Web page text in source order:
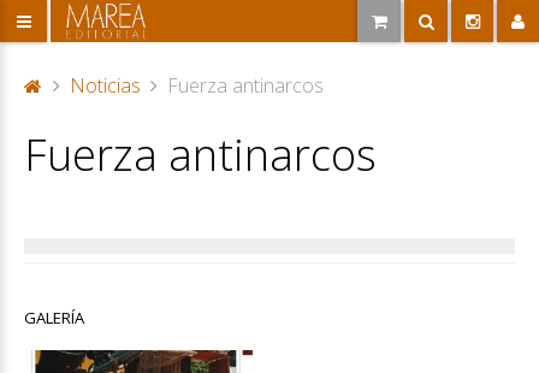
or
ta
Noticias Fuerza antinarcos
Fuerza antinarcos
GALERÍA